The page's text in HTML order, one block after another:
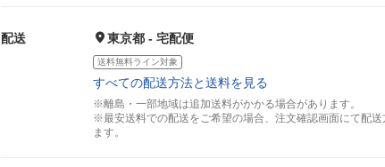
配送 東京都 - 宅配便
送料無料ライン対象
すべての配送方法と送料を見る
※離島・一部地域は追加送料がかかる場合があります。
※最安送料での配送をご希望の場合、注文確認画面にて配送
ます。